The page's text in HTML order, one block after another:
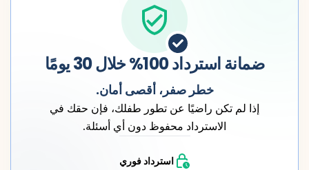
ضمانة استرداد 100% خلال 30 يومًا
خطر صفر، أقصى أمان.
إذا لم تكن راضيًا عن تطور طفلك، فإن حقك في
الاسترداد محفوظ دون أي أسئلة.
استرداد فوري